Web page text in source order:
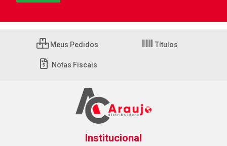
Meus Pedidos Títulos
Notas Fiscais
Institucional